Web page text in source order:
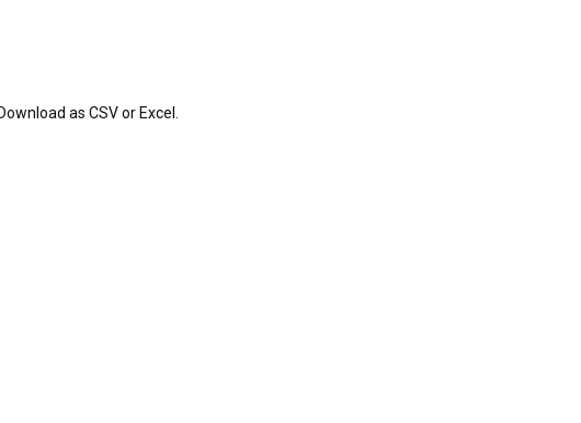
as CSV or Excel.